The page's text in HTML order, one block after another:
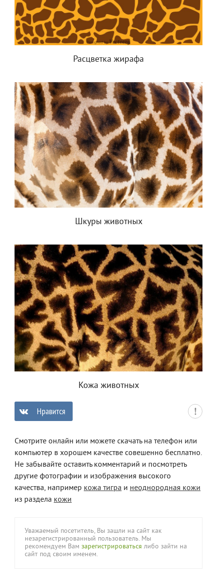
Расцветка жирафа
Шкуры животных
Кожа животных
Нравится
Смотрите онлайн или можете скачать на телефон или
компьютер в хорошем качестве совешенно бесплатно.
Не забывайте оставить комментарий и посмотреть
другие фотографии и изображения высокого
качества, например кожа тигра и неоднородная кожи
из раздела кожи
Уважаемый посетитель, Вы зашли на сайт как
незарегистрированный пользователь. Мы
рекомендуем Вам зарегистрироваться либо зайти на
сайт под своим именем.